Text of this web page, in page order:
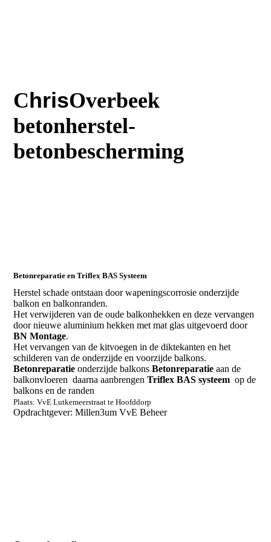
C hrisOverbeek
betonherstel-
betonbescherming
Betonreparatie en Triflex BAS Systeem
Herstel schade ontstaan door wapeningscorrosie onderzijde
balkon en balkonranden.
Het verwijderen van de oude balkonhekken en deze vervangen
door nieuwe aluminium hekken met mat glas uitgevoerd door
BN Montage.
Het vervangen van de kitvoegen in de diktekanten en het
schilderen van de onderzijde en voorzijde balkons.
Betonreparatie onderzijde balkonsBetonreparatie aan de
balkonvloeren daarna aanbrengenTriflex BAS systeem op de
balkons en de randen
Plaats: VvE Lutkemeerstraat te Hoofddorp
Opdrachtgever: Millen3um VvE Beheer